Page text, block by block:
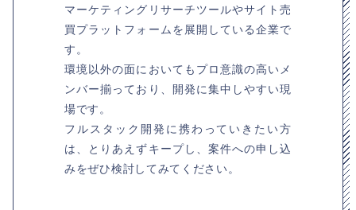
マーケティングリサーチツールやサイト売
買プラットフォームを展開している企業で
す。
環境以外の面においてもプロ意識の高いメ
ンバー揃っており、開発に集中しやすい現
場です。
フルスタック開発に携わっていきたい方
は、とりあえずキープし、案件への申し込
みをぜひ検討してみてください。